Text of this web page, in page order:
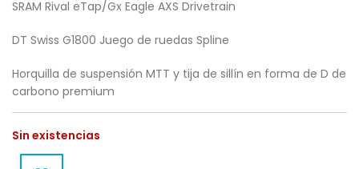
SRAM Rival eTap/Gx Eagle AXS Drivetrain
DT Swiss G1800 Juego de ruedas Spline
Horquilla de suspensión MTT y tija de sillín en forma de D de
carbono premium
Sin existencias